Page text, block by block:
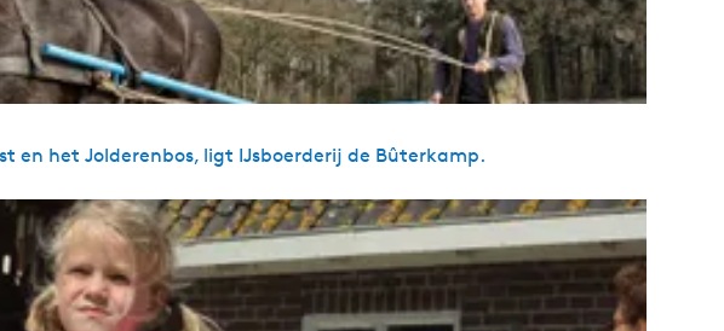
en het Jolderenbos, ligt IJsboerderij de Bûterkamp.